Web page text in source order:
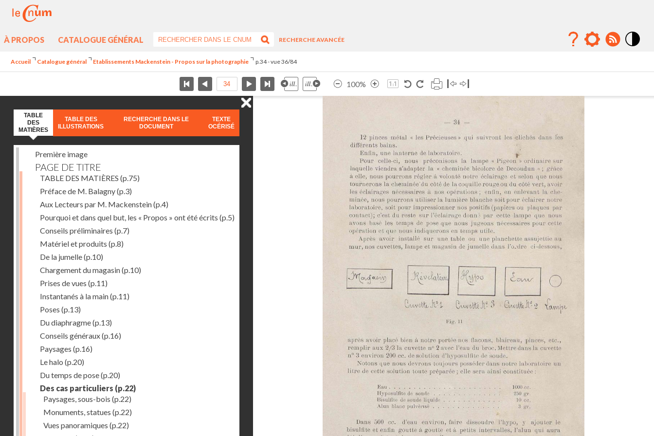
À PROPOS CATALOGUE GÉNÉRAL
RECHERCHE AVANCÉE
Accueil Catalogue général Etablissements Mackenstein - Propos sur la photographie p.34 - vue 36/84
100%
TABLE
DES
MATIÈRES
TABLE DES
ILLUSTRATIONS
RECHERCHE DANS LE
DOCUMENT
TEXTE
OCÉRISÉ
Première image
PAGE DE TITRE
TABLE DES MATIÈRES (p.75)
Préface de M. Balagny(p.3)
Aux Lecteurs par M. Mackenstein(p.4)
Pourquoi et dans quel but, les « Propos » ont été écrits (p.5)
Conseils préliminaires (p.7)
Matériel et produits (p.8)
De la jumelle(p.10)
Chargement du magasin(p.10)
Prises de vues (p.11)
Instantanés à la main(p.11)
Poses (p.13)
Du diaphragme(p.13)
Conseils généraux(p.16)
Paysages (p.16)
Le halo (p.20)
Du temps de pose(p.20)
Des cas particuliers (p.22)
Paysages, sous-bois (p.22)
Monuments, statues (p.22)
Vues panoramiques (p.22)